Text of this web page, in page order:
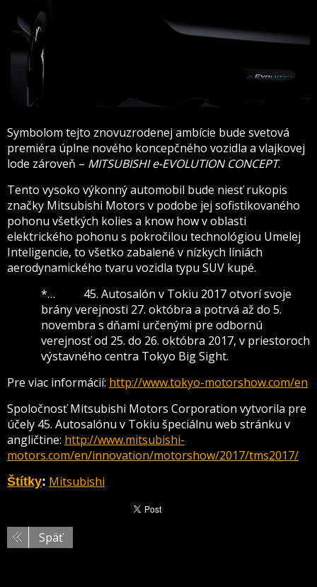
Symbolom tejto znovuzrodenej ambície bude svetová
premiéra úplne nového koncepčného vozidla a vlajkovej
lode zároveň – MITSUBISHI e-EVOLUTION CONCEPT.
Tento vysoko výkonný automobil bude niesť rukopis
značky Mitsubishi Motors v podobe jej sofistikovaného
pohonu všetkých kolies a know how v oblasti
elektrického pohonu s pokročilou technológiou Umelej
Inteligencie, to všetko zabalené v nízkych líniách
aerodynamického tvaru vozidla typu SUV kupé.
*… 45. Autosalón v Tokiu 2017 otvorí svoje
brány verejnosti 27. októbra a potrvá až do 5.
novembra s dňami určenými pre odbornú
verejnosť od 25. do 26. októbra 2017, v priestoroch
výstavného centra Tokyo Big Sight.
Pre viac informácií: http://www.tokyo-motorshow.com/en
Spoločnosť Mitsubishi Motors Corporation vytvorila pre
účely 45. Autosalónu v Tokiu špeciálnu web stránku v
angličtine: http://www.mitsubishi-
motors.com/en/innovation/motorshow/2017/tms2017/
Štítky: Mitsubishi
Späť